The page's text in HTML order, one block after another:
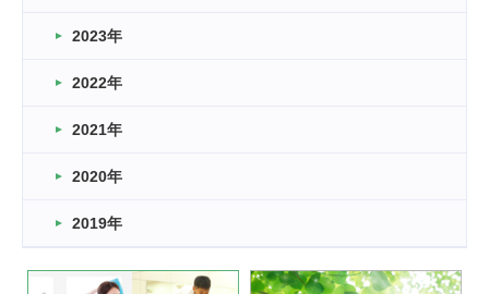
2026.03.14
卒業・卒園の季節★
2026.03.11
緑ケ丘体育館
2022.11.03
緑ケ丘体育館
いたっぼーる大会☆彡
2023年
2022年
2021年
2020年
2019年